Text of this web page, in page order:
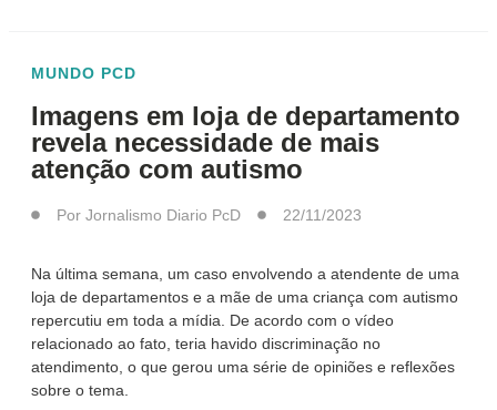
MUNDO PCD
Imagens em loja de departamento
revela necessidade de mais
atenção com autismo
Por Jornalismo Diario PcD 22/11/2023
Na última semana, um caso envolvendo a atendente de uma
loja de departamentos e a mãe de uma criança com autismo
repercutiu em toda a mídia. De acordo com o vídeo
relacionado ao fato, teria havido discriminação no
atendimento, o que gerou uma série de opiniões e reflexões
sobre o tema.